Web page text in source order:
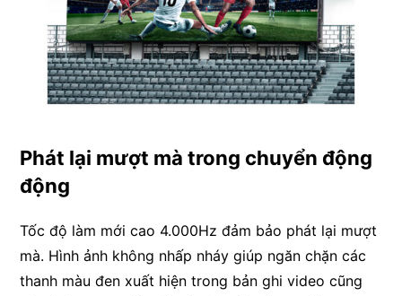
Phát lại mượt mà trong chuyển động
động
Tốc độ làm mới cao 4.000Hz đảm bảo phát lại mượt
mà. Hình ảnh không nhấp nháy giúp ngăn chặn các
thanh màu đen xuất hiện trong bản ghi video cũng